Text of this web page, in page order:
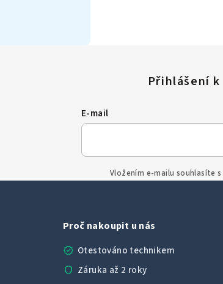
E-mail
Vložením e-mailu souhlasíte s
Proč nakoupit u nás
verified Otestováno technikem
shield Záruka až 2 roky